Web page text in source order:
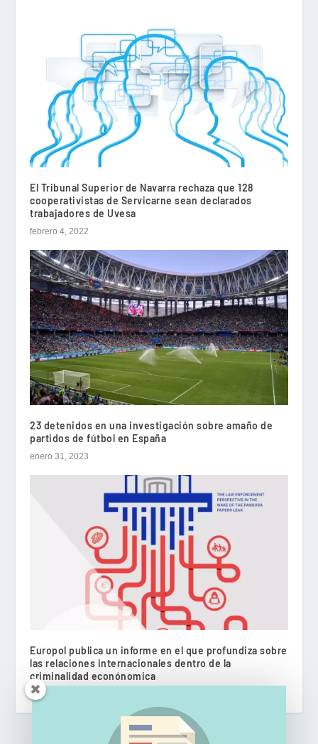
El Tribunal Superior de Navarra rechaza que 128
cooperativistas de Servicarne sean declarados
trabajadores de Uvesa
febrero 4, 2022
23 detenidos en una investigación sobre amaño de
partidos de fútbol en España
enero 31, 2023
Europol publica un informe en el que profundiza sobre
las relaciones internacionales dentro de la
criminalidad econónomica
diciembre 13, 2021